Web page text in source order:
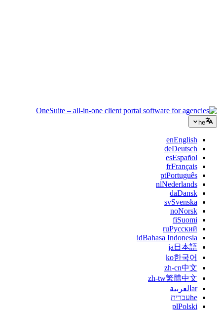
he
enEnglish
deDeutsch
esEspañol
frFrançais
ptPortuguês
nlNederlands
daDansk
svSvenska
noNorsk
fiSuomi
ruРусский
idBahasa Indonesia
ja 日本語
ko한국어
zh-cn中文
zh-tw繁體中文
ar العربية
heעברית
plPolski